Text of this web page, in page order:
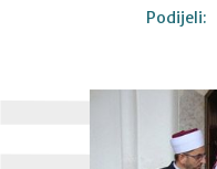
Podijeli: